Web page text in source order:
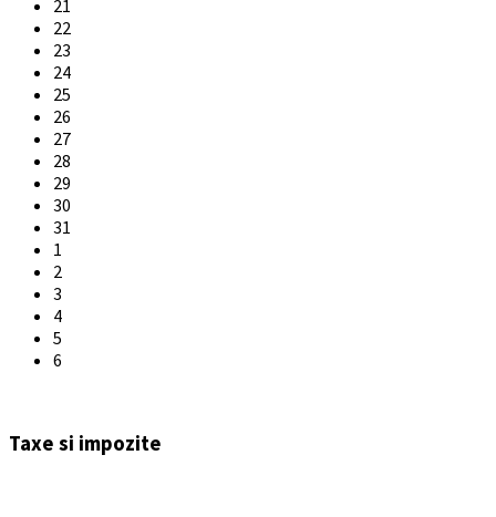
21
22
23
24
25
26
27
28
29
30
31
1
2
3
4
5
6
calendar
Taxe si impozite